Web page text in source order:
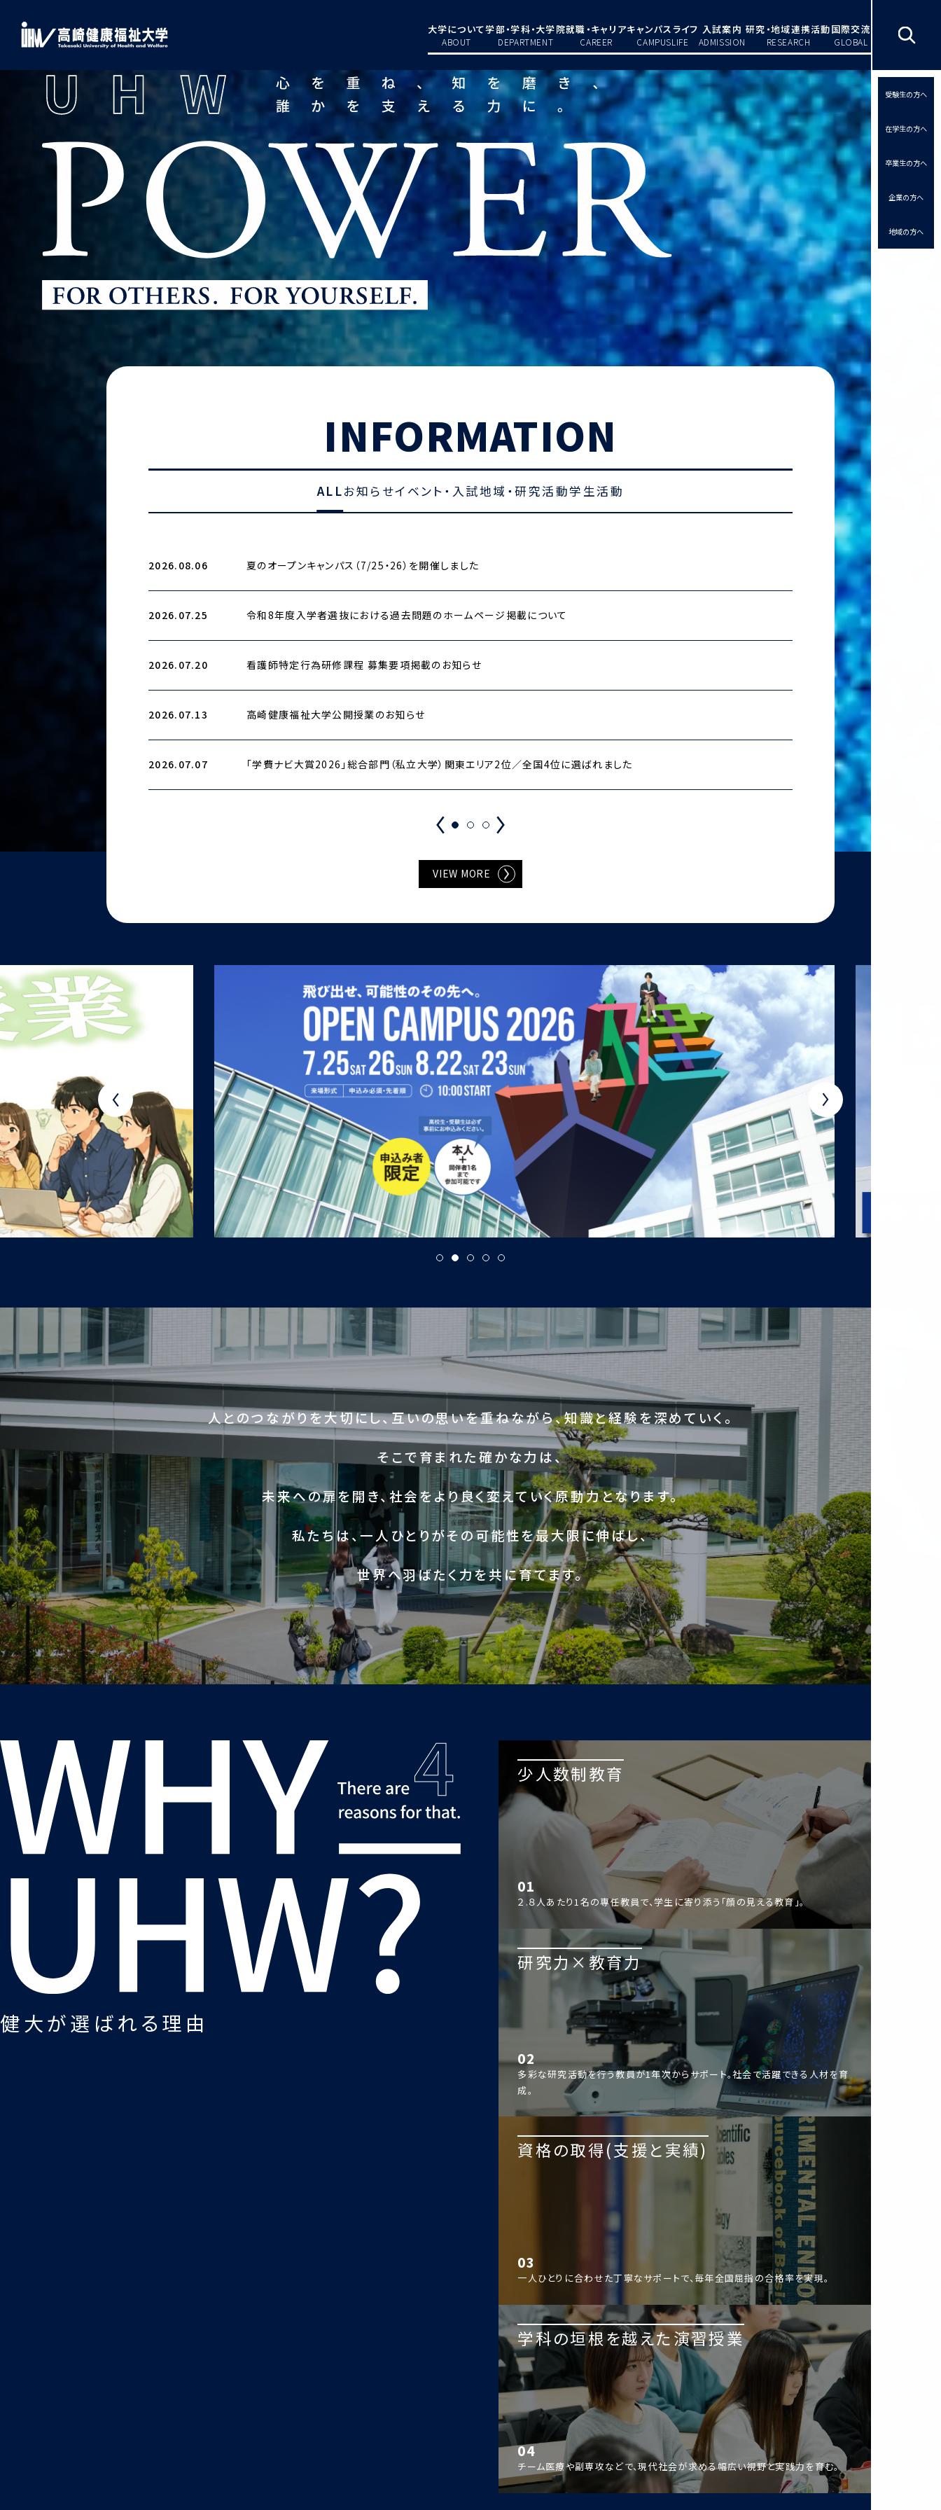
大学について
ABOUT
学部・学科・大学院
DEPARTMENT
就職・キャリア
CAREER
キャンパスライフ
CAMPUSLIFE
入試案内
ADMISSION
研究・地域連携活動
RESEARCH
国際交流
GLOBAL
受験生の方へ
在学生の方へ
卒業生の方へ
企業の方へ
地域の方へ
INFORMATION
ALLお知らせイベント・入試地域・研究活動学生活動
2026.08.06 夏のオープンキャンパス（7/25・26）を開催しました
2026.07.25 令和8年度入学者選抜における過去問題のホームページ掲載について
2026.07.20 看護師特定行為研修課程 募集要項掲載のお知らせ
2026.07.13 高崎健康福祉大学公開授業のお知らせ
2026.07.07 「学費ナビ大賞2026」総合部門（私立大学）関東エリア2位／全国4位に選ばれました
2026.07.06
2026.07.06
2026.07.06
2026.06.18
2026.06.18
VIEW MORE
人とのつながりを大切にし、互いの思いを重ねながら、知識と経験を深めていく。
そこで育まれた確かな力は、
未来への扉を開き、社会をより良く変えていく原動力となります。
私たちは、一人ひとりがその可能性を最大限に伸ばし、
世界へ羽ばたく力を共に育てます。
健大が選ばれる理由
少人数制教育
01
２.８人あたり1名の専任教員で、学生に寄り添う「顔の見える教育」。
研究力×教育力
02
多彩な研究活動を行う教員が1年次からサポート。社会で活躍できる人材を育
成。
資格の取得(支援と実績)
03
一人ひとりに合わせた丁寧なサポートで、毎年全国屈指の合格率を実現。
学科の垣根を越えた演習授業
04
チーム医療や副専攻などで、現代社会が求める幅広い視野と実践力を育む。